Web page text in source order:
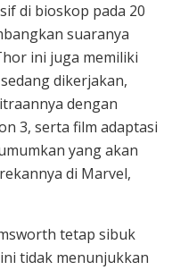
di bioskop pada 20
suaranya
ini juga memiliki
dikerjakan,
dengan
3, serta film adaptasi
yang akan
di Marvel,
tetap sibuk
tidak menunjukkan